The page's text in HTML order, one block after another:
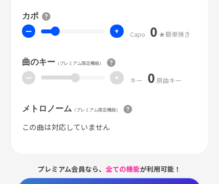
カポ
ー + Capo 0 ★簡単弾き
曲のキー（プレミアム限定機能）
ー + キー 0 原曲キー
メトロノーム （プレミアム限定機能）
この曲は対応していません
プレミアム会員なら、全ての機能が利用可能！